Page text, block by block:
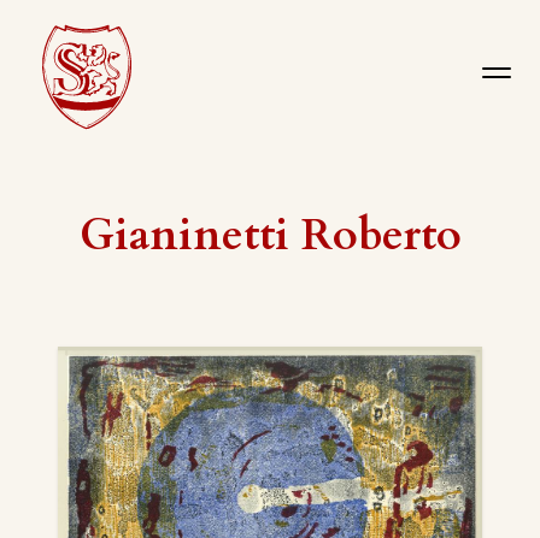
Gianinetti Roberto